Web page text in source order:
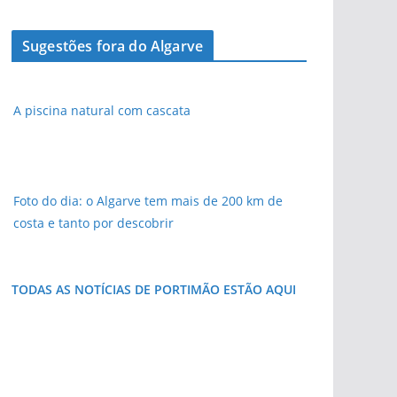
Sugestões fora do Algarve
A piscina natural com cascata
Foto do dia: o Algarve tem mais de 200 km de
costa e tanto por descobrir
TODAS AS NOTÍCIAS DE PORTIMÃO ESTÃO AQUI